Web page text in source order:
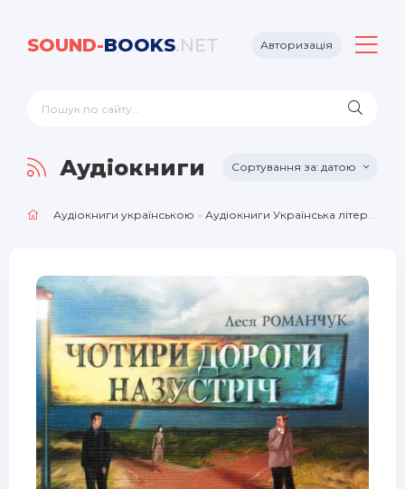
SOUND-BOOKS.NET Авторизація
Аудіокниги Українська
датою
Аудіокниги українською » Аудіокниги Українська література